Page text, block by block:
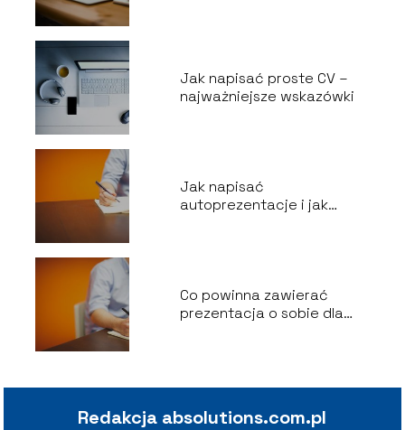
Jak napisać proste CV –
najważniejsze wskazówki
Jak napisać
autoprezentacje i jak
Co powinna zawierać
prezentacja o sobie dla
Redakcja absolutions.com.pl